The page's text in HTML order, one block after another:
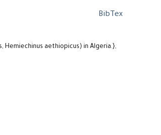
BibTex
aethiopicus) in Algeria.},